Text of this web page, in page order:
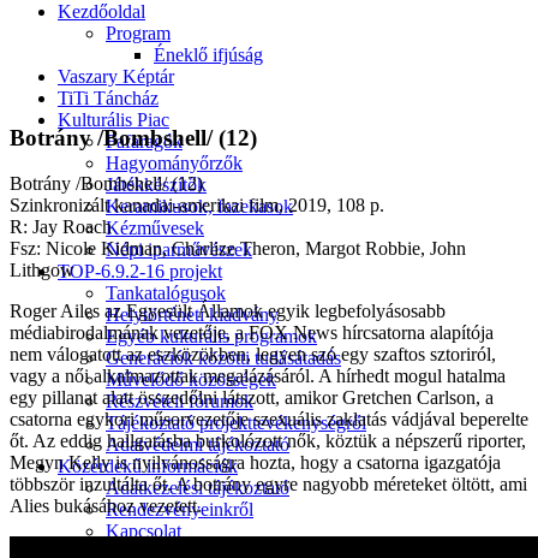
Kezdőoldal
Program
Éneklő ifjúság
Vaszary Képtár
TiTi Táncház
Kulturális Piac
Fafaragók
Hagyományőrzők
Játékkészítők
Keramikusok, fazekasok
Kézművesek
Népi iparművészek
TOP-6.9.2-16 projekt
Tankatalógusok
Helytörténeti kiadvány
Egyéb kulturális programok
Generációk közötti tudásátadás
Művelődő közösségek
Részvételi fórumok
Tájékoztató projekttevékenységről
Adatvédelmi tájékoztató
Közérdekű információk
Adatkezelési tájékoztató
Rendezvényeinkről
Kapcsolat
Botrány /Bombshell/ (12)
Botrány /Bombshell/ (12)
Szinkronizált kanadai-amerikai film, 2019, 108 p.
R: Jay Roach
Fsz: Nicole Kidman, Charlize Theron, Margot Robbie, John
Lithgow
Roger Ailes az Egyesült Államok egyik legbefolyásosabb
médiabirodalmának vezetője, a FOX News hírcsatorna alapítója
nem válogatott az eszközökben, legyen szó egy szaftos sztoriról,
vagy a női alkalmazottak megalázásáról. A hírhedt mogul hatalma
egy pillanat alatt összedőlni látszott, amikor Gretchen Carlson, a
csatorna egykori műsorvezetője szexuális zaklatás vádjával beperelte
őt. Az eddig hallgatásba burkolózott nők, köztük a népszerű riporter,
Megyn Kelly is nyilvánosságra hozta, hogy a csatorna igazgatója
többször inzultálta őt. A botrány egyre nagyobb méreteket öltött, ami
Alies bukásához vezetett.